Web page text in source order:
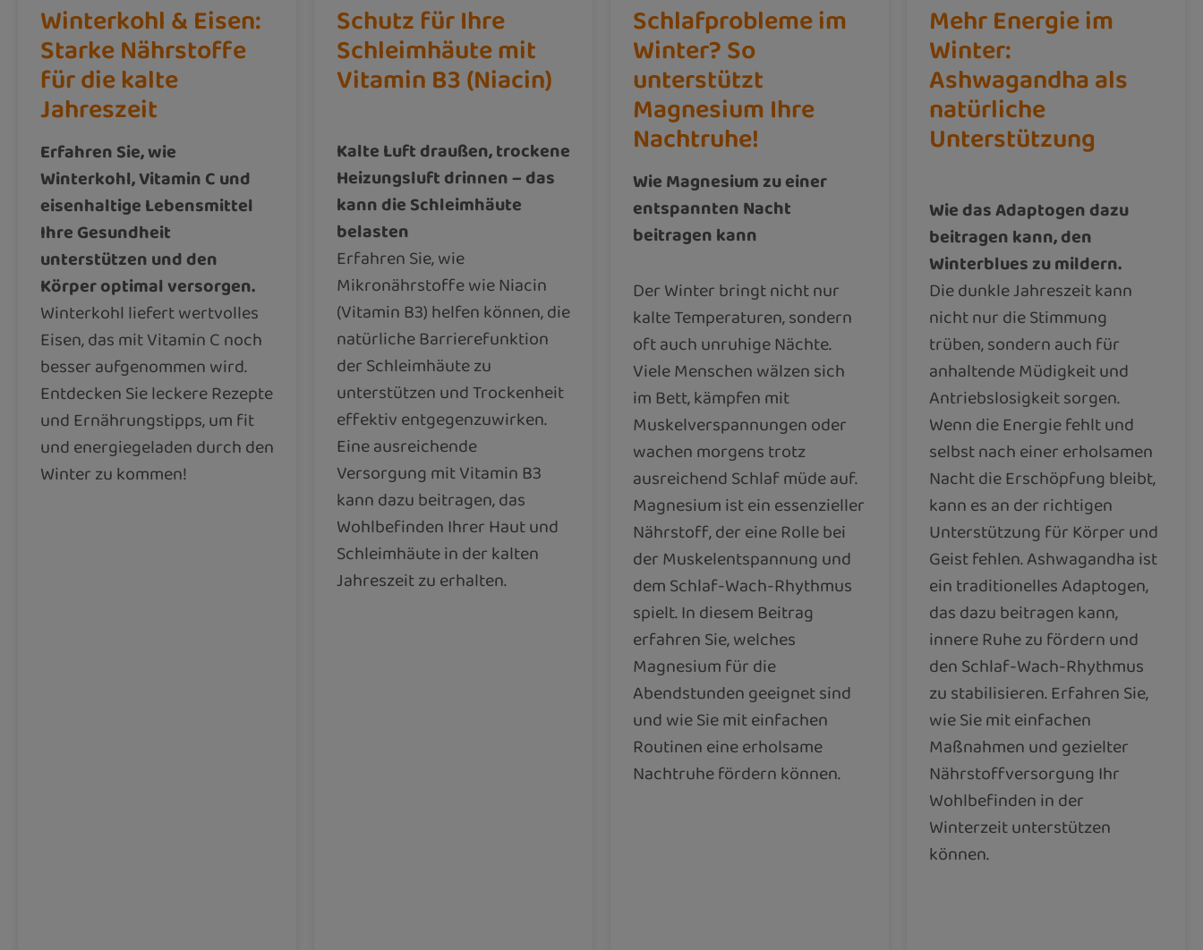
Winterkohl & Eisen:
Starke Nährstoffe
für die kalte
Jahreszeit
Erfahren Sie, wie
Winterkohl, Vitamin C und
eisenhaltige Lebensmittel
Ihre Gesundheit
unterstützen und den
Körper optimal versorgen.
Winterkohl liefert wertvolles
Eisen, das mit Vitamin C noch
besser aufgenommen wird.
Entdecken Sie leckere Rezepte
und Ernährungstipps, um fit
und energiegeladen durch den
Winter zu kommen!
Schutz für Ihre
Schleimhäute mit
Vitamin B3 (Niacin)
Kalte Luft draußen, trockene
Heizungsluft drinnen – das
kann die Schleimhäute
belasten
Erfahren Sie, wie
Mikronährstoffe wie Niacin
(Vitamin B3) helfen können, die
natürliche Barrierefunktion
der Schleimhäute zu
unterstützen und Trockenheit
effektiv entgegenzuwirken.
Eine ausreichende
Versorgung mit Vitamin B3
kann dazu beitragen, das
Wohlbefinden Ihrer Haut und
Schleimhäute in der kalten
Jahreszeit zu erhalten.
Schlafprobleme im
Winter? So
unterstützt
Magnesium Ihre
Nachtruhe!
Wie Magnesium zu einer
entspannten Nacht
beitragen kann
Der Winter bringt nicht nur
kalte Temperaturen, sondern
oft auch unruhige Nächte.
Viele Menschen wälzen sich
im Bett, kämpfen mit
Muskelverspannungen oder
wachen morgens trotz
ausreichend Schlaf müde auf.
Magnesium ist ein essenzieller
Nährstoff, der eine Rolle bei
der Muskelentspannung und
dem Schlaf-Wach-Rhythmus
spielt. In diesem Beitrag
erfahren Sie, welches
Magnesium für die
Abendstunden geeignet sind
und wie Sie mit einfachen
Routinen eine erholsame
Nachtruhe fördern können.
Mehr Energie im
Winter:
Ashwagandha als
natürliche
Unterstützung
Wie das Adaptogen dazu
beitragen kann, den
Winterblues zu mildern.
Die dunkle Jahreszeit kann
nicht nur die Stimmung
trüben, sondern auch für
anhaltende Müdigkeit und
Antriebslosigkeit sorgen.
Wenn die Energie fehlt und
selbst nach einer erholsamen
Nacht die Erschöpfung bleibt,
kann es an der richtigen
Unterstützung für Körper und
Geist fehlen. Ashwagandha ist
ein traditionelles Adaptogen,
das dazu beitragen kann,
innere Ruhe zu fördern und
den Schlaf-Wach-Rhythmus
zu stabilisieren. Erfahren Sie,
wie Sie mit einfachen
Maßnahmen und gezielter
Nährstoffversorgung Ihr
Wohlbefinden in der
Winterzeit unterstützen
können.